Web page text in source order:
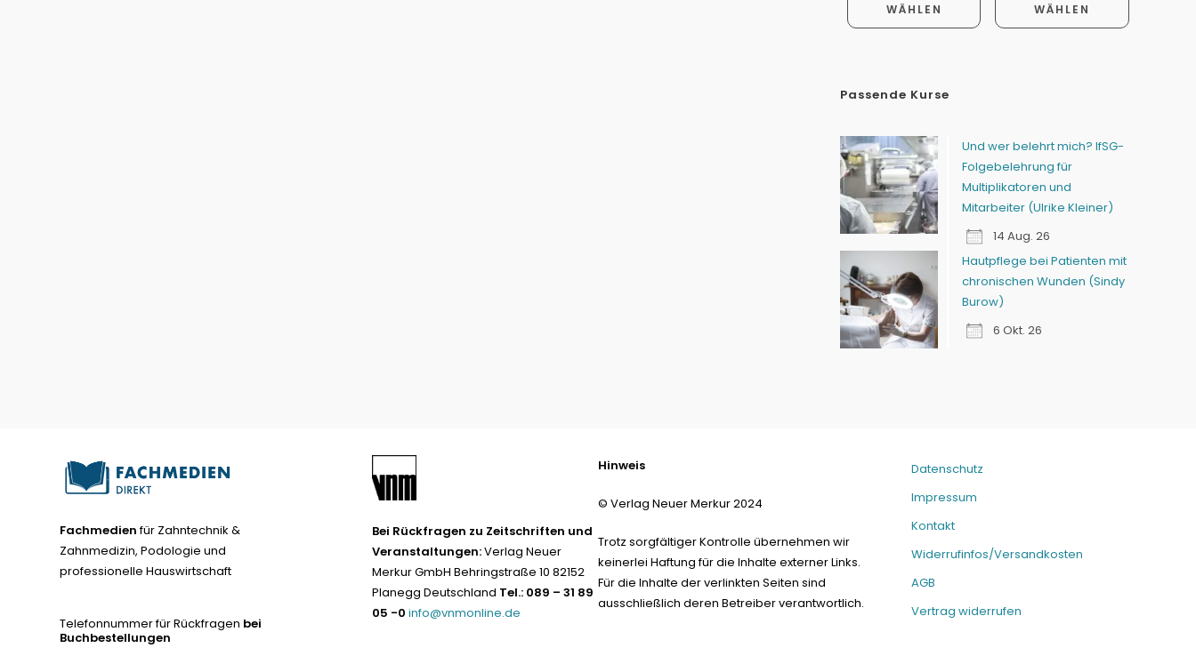
WÄHLEN
WÄHLEN
Passende Kurse
Und wer belehrt mich? IfSG-
Folgebelehrung für
Multiplikatoren und
Mitarbeiter (Ulrike Kleiner)
14 Aug. 26
Hautpflege bei Patienten mit
chronischen Wunden (Sindy
Burow)
6 Okt. 26
Fachmedienfür Zahntechnik &
Zahnmedizin, Podologie und
professionelle Hauswirtschaft
Telefonnummer für Rückfragen bei
Buchbestellungen
Bei Rückfragen zu Zeitschriften und
Veranstaltungen:Verlag Neuer
Merkur GmbH Behringstraße 10 82152
Planegg Deutschland Tel.: 089 – 31 89
05 -0 info@vnmonline.de
Hinweis
© Verlag Neuer Merkur 2024
Trotz sorgfältiger Kontrolle übernehmen wir
keinerlei Haftung für die Inhalte externer Links.
Für die Inhalte der verlinkten Seiten sind
ausschließlich deren Betreiber verantwortlich.
Datenschutz
Impressum
Kontakt
Widerrufinfos/Versandkosten
AGB
Vertrag widerrufen